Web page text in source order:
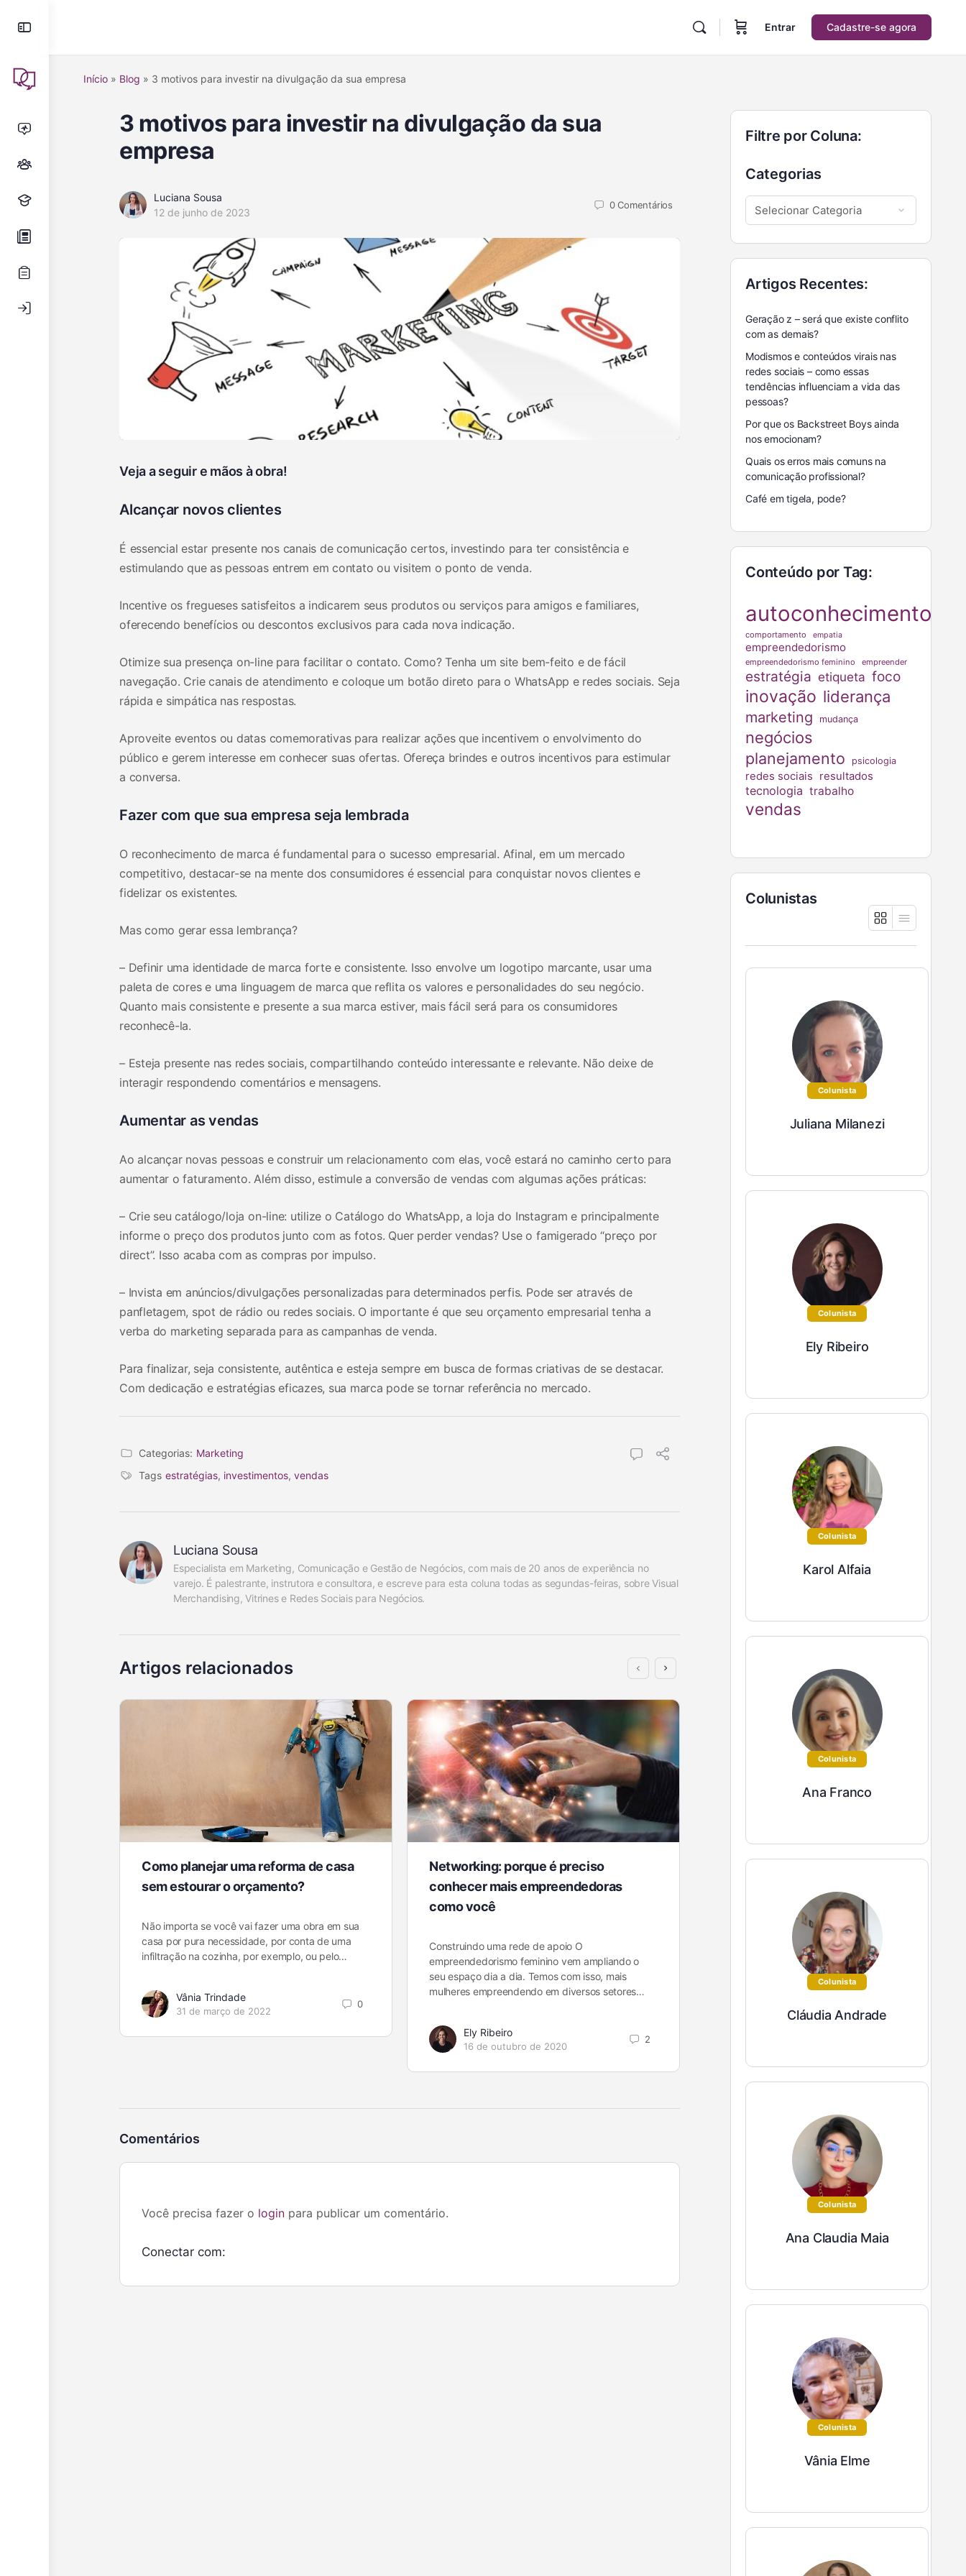
Entrar Cadastre-se agora
Início » Blog » 3 motivos para investir na divulgação da sua empresa
3 motivos para investir na divulgação da sua
empresa
Luciana Sousa
12 de junho de 2023
0Comentários
Veja a seguir e mãos à obra!
Alcançar novos clientes
É essencial estar presente nos canais de comunicação certos, investindo para ter consistência e
estimulando que as pessoas entrem em contato ou visitem o ponto de venda.
Incentive os fregueses satisfeitos a indicarem seus produtos ou serviços para amigos e familiares,
oferecendo benefícios ou descontos exclusivos para cada nova indicação.
Otimize sua presença on-line para facilitar o contato. Como? Tenha um site bem-feito e de fácil
navegação. Crie canais de atendimento e coloque um botão direto para o WhatsApp e redes sociais. Seja
rápida e simpática nas respostas.
Aproveite eventos ou datas comemorativas para realizar ações que incentivem o envolvimento do
público e gerem interesse em conhecer suas ofertas. Ofereça brindes e outros incentivos para estimular
a conversa.
Fazer com que sua empresa seja lembrada
O reconhecimento de marca é fundamental para o sucesso empresarial. Afinal, em um mercado
competitivo, destacar-se na mente dos consumidores é essencial para conquistar novos clientes e
fidelizar os existentes.
Mas como gerar essa lembrança?
– Definir uma identidade de marca forte e consistente. Isso envolve um logotipo marcante, usar uma
paleta de cores e uma linguagem de marca que reflita os valores e personalidades do seu negócio.
Quanto mais consistente e presente a sua marca estiver, mais fácil será para os consumidores
reconhecê-la.
– Esteja presente nas redes sociais, compartilhando conteúdo interessante e relevante. Não deixe de
interagir respondendo comentários e mensagens.
Aumentar as vendas
Ao alcançar novas pessoas e construir um relacionamento com elas, você estará no caminho certo para
aumentar o faturamento. Além disso, estimule a conversão de vendas com algumas ações práticas:
– Crie seu catálogo/loja on-line: utilize o Catálogo do WhatsApp, a loja do Instagram e principalmente
informe o preço dos produtos junto com as fotos. Quer perder vendas? Use o famigerado “preço por
direct”. Isso acaba com as compras por impulso.
– Invista em anúncios/divulgações personalizadas para determinados perfis. Pode ser através de
panfletagem, spot de rádio ou redes sociais. O importante é que seu orçamento empresarial tenha a
verba do marketing separada para as campanhas de venda.
Para finalizar, seja consistente, autêntica e esteja sempre em busca de formas criativas de se destacar.
Com dedicação e estratégias eficazes, sua marca pode se tornar referência no mercado.
Categorias: Marketing
Tags estratégias, investimentos, vendas
Luciana Sousa
Especialista em Marketing, Comunicação e Gestão de Negócios, com mais de 20 anos de experiência no
varejo. É palestrante, instrutora e consultora, e escreve para esta coluna todas as segundas-feiras, sobre Visual
Merchandising, Vitrines e Redes Sociais para Negócios.
Artigos relacionados
Como planejar uma reforma de casa
sem estourar o orçamento?
Não importa se você vai fazer uma obra em sua
casa por pura necessidade, por conta de uma
infiltração na cozinha, por exemplo, ou pelo…
Vânia Trindade
31 de março de 2022
0
Networking: porque é preciso
conhecer mais empreendedoras
como você
Construindo uma rede de apoio O
empreendedorismo feminino vem ampliando o
seu espaço dia a dia. Temos com isso, mais
mulheres empreendendo em diversos setores…
Ely Ribeiro
16 de outubro de 2020
2
Ideias Inovadoras para Pequenos
Se você tem um pequeno negócio, como uma
loja, uma clínica ou presta serviços como
profissional liberal, talvez já tenha pensado:
“Como eu me destaco…
Ely Ribeiro
Comentários
Você precisa fazer o login para publicar um comentário.
Conectar com:
Filtre por Coluna:
Categorias
Artigos Recentes:
Geração z – será que existe conflito
com as demais?
Modismos e conteúdos virais nas
redes sociais – como essas
tendências influenciam a vida das
pessoas?
Por que os Backstreet Boys ainda
nos emocionam?
Quais os erros mais comuns na
comunicação profissional?
Café em tigela, pode?
Conteúdo por Tag:
autoconhecimento
comportamento empatia
empreendedorismo
empreendedorismo feminino empreender
estratégia etiqueta foco
inovação liderança
marketing mudança
negócios
planejamento
psicologia
redes sociais resultados
tecnologia trabalho
vendas
Colunistas
Colunista
Juliana Milanezi
Colunista
Ely Ribeiro
Colunista
Karol Alfaia
Colunista
Ana Franco
Colunista
Cláudia Andrade
Colunista
Ana Claudia Maia
Colunista
Vânia Elme